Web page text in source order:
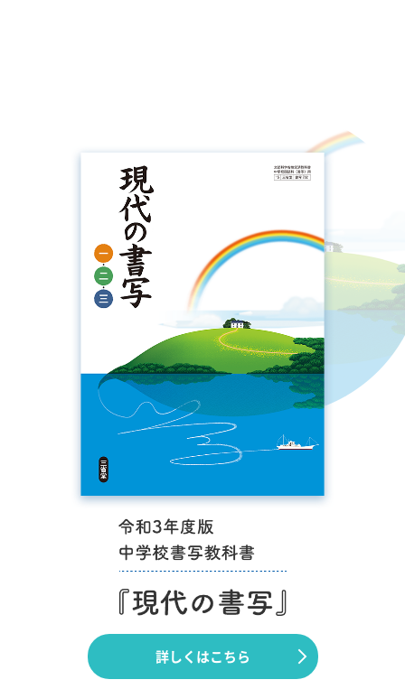
詳しくはこちら